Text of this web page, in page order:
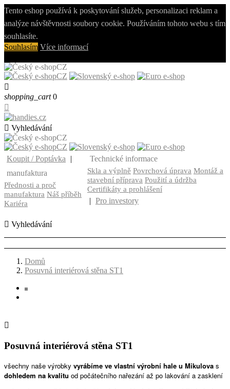
Tento eshop používá k poskytování služeb, personalizaci reklam a
analýze návštěvnosti soubory cookie. Používáním tohoto webu s tím
souhlasíte.
Souhlasím Více informací
CZ
CZ

shopping_cart 0

 Vyhledávání
CZ
CZ
Koupit / Poptávka
|
manufaktura
Přednosti a proč
manufaktura Náš příběh
Kariéra
Technické informace
Skla a výplně Povrchová úprava Montáž a
stavební příprava Použití a údržba
Certifikáty a prohlášení
| Pro investory
 Vyhledávání
Domů
Posuvná interiérová stěna ST1

Posuvná interiérová stěna ST1
všechny naše výrobky vyrábíme ve vlastní výrobní hale u Mikulova s ​​​​
dohledem na kvalitu od počátečního nařezání až po lakování a zasklení